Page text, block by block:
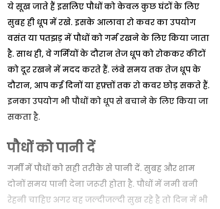
ये सूख जाते हैं इसलिए पौधों को केवल कुछ घंटों के लिए
सुबह ही धूप में रखे. इसके आलावा रो कवर का उपयोग
वसंत या पतझड़ में पौधों को गर्म रखने के लिए किया जाता
है. साथ ही, वे गर्मियों के दौरान तेज धूप को रोककर कीटों
को दूर रखने में मदद करते हैं. लंबे समय तक तेज धूप के
दौरान, आप कई दिनों या हफ़्तों तक रो कवर छोड़ सकते हैं.
इनका उपयोग भी पौधों को धूप से बचाने के लिए किया जा
सकता है.
पौधों को पानी दें
गर्मी में पौधों को सही तरीके से पानी दें. सुबह और शाम
दोनों समय पानी देना जरूरी होता है. पौधों में नमी बनी
रेहनी चाहिए अगर वह जल्दीजल्दी सुख रहे है तो दिन में भी